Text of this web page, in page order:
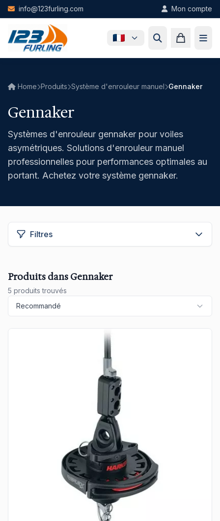
Skip to main content
info@123furling.com Mon compte
Home Produits Système d'enrouleur manuel Gennaker
Gennaker
Systèmes d'enrouleur gennaker pour voiles
asymétriques. Solutions d'enrouleur manuel
professionnelles pour performances optimales au
portant. Achetez votre système gennaker.
Filtres
Produits dans Gennaker
5 produits trouvés
Recommandé